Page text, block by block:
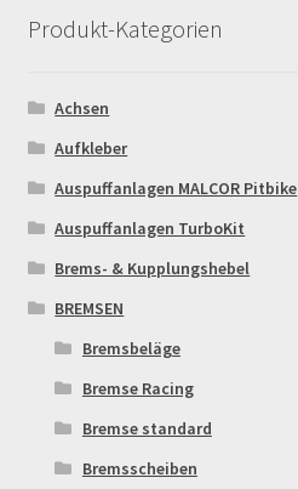
MALCOR PITCROSS / DIRTBIKE
Mein Konto
Member Directory
MERCHANDISE
My Account
Produkt-Kategorien
Achsen
Aufkleber
Auspuffanlagen MALCOR Pitbike
Auspuffanlagen TurboKit
Brems- & Kupplungshebel
BREMSEN
Bremsbeläge
Bremse Racing
Bremse standard
Bremsscheiben